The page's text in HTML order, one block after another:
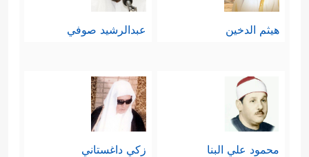
هيثم الدخين عبدالرشيد صوفي
محمود علي البنا زكي داغستاني